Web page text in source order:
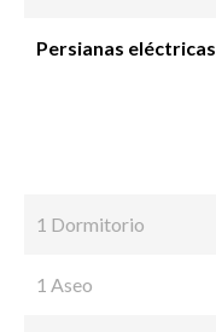
Persianas eléctricas
1 Dormitorio
1 Aseo